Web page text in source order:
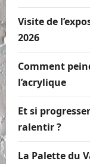
Visite de
2026
Comment
l’acrylique
Et si
ralentir ?
La Palette du